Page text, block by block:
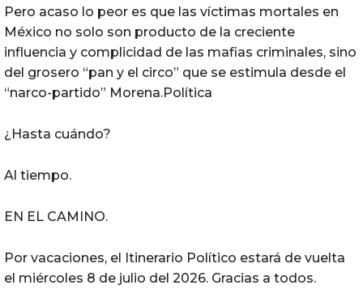
Pero acaso lo peor es que las víctimas mortales en
México no solo son producto de la creciente
influencia y complicidad de las mafias criminales, sino
del grosero “pan y el circo” que se estimula desde el
“narco-partido” Morena.Política
¿Hasta cuándo?
Al tiempo.
EN EL CAMINO.
Por vacaciones, el Itinerario Político estará de vuelta
el miércoles 8 de julio del 2026. Gracias a todos.